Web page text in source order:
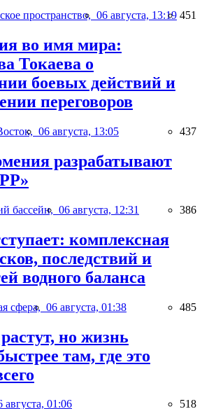
пространство, 06 августа, 13:19 451
во имя мира:
Токаева о
боевых действий и
переговоров
06 августа, 13:05 437
разрабатывают
бассейн, 06 августа, 12:31 386
комплексная
последствий и
водного баланса
сфера, 06 августа, 01:38 485
но жизнь
там, где это
августа, 01:06 518